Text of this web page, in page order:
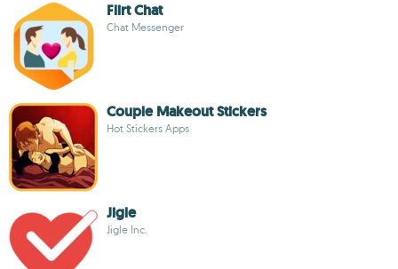
Flirt Chat
Chat Messenger
Couple Makeout Stickers
Hot Stickers Apps
Jigle
Jigle Inc.